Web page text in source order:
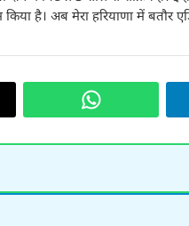
है। अब मेरा हरियाणा में बतौर